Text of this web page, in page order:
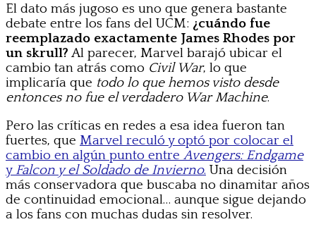
El dato más jugoso es uno que genera bastante
debate entre los fans del UCM: ¿cuándo fue
reemplazado exactamente James Rhodes por
un skrull? Al parecer, Marvel barajó ubicar el
cambio tan atrás como Civil War, lo que
implicaría que todo lo que hemos visto desde
entonces no fue el verdadero War Machine.
Pero las críticas en redes a esa idea fueron tan
fuertes, que Marvel reculó y optó por colocar el
cambio en algún punto entreAvengers: Endgame
y Falcon y el Soldado de Invierno. Una decisión
más conservadora que buscaba no dinamitar años
de continuidad emocional… aunque sigue dejando
a los fans con muchas dudas sin resolver.